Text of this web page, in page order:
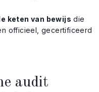
keten van bewijs die
officieel, gecertificeerd
audit